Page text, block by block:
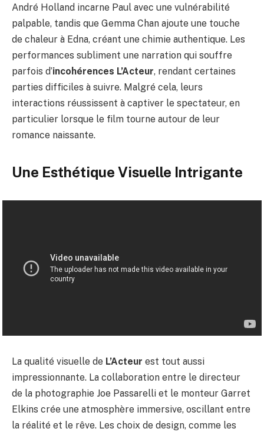
André Holland incarne Paul avec une vulnérabilité
palpable, tandis que Gemma Chan ajoute une touche
de chaleur à Edna, créant une chimie authentique. Les
performances subliment une narration qui souffre
parfois d’incohérences L’Acteur, rendant certaines
parties difficiles à suivre. Malgré cela, leurs
interactions réussissent à captiver le spectateur, en
particulier lorsque le film tourne autour de leur
romance naissante.
Une Esthétique Visuelle Intrigante
La qualité visuelle de L’Acteur est tout aussi
impressionnante. La collaboration entre le directeur
de la photographie Joe Passarelli et le monteur Garret
Elkins crée une atmosphère immersive, oscillant entre
la réalité et le rêve. Les choix de design, comme les